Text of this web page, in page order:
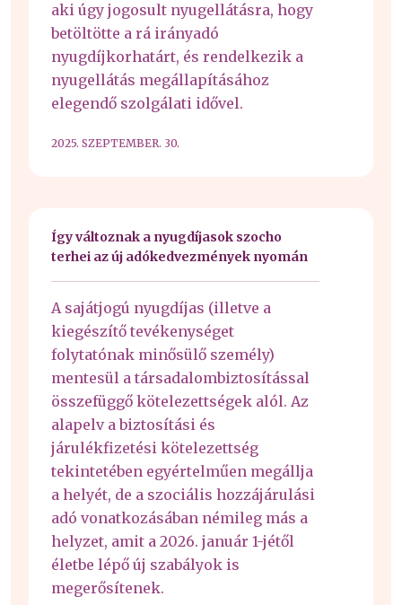
aki úgy jogosult nyugellátásra, hogy
betöltötte a rá irányadó
nyugdíjkorhatárt, és rendelkezik a
nyugellátás megállapításához
elegendő szolgálati idővel.
2025. SZEPTEMBER. 30.
Így változnak a nyugdíjasok szocho
terhei az új adókedvezmények nyomán
A sajátjogú nyugdíjas (illetve a
kiegészítő tevékenységet
folytatónak minősülő személy)
mentesül a társadalombiztosítással
összefüggő kötelezettségek alól. Az
alapelv a biztosítási és
járulékfizetési kötelezettség
tekintetében egyértelműen megállja
a helyét, de a szociális hozzájárulási
adó vonatkozásában némileg más a
helyzet, amit a 2026. január 1-jétől
életbe lépő új szabályok is
megerősítenek.